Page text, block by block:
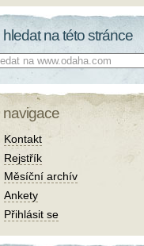
hledat na této stránce
hledat:
navigace
Kontakt
Rejstřík
Měsíční archív
Ankety
Přihlásit se